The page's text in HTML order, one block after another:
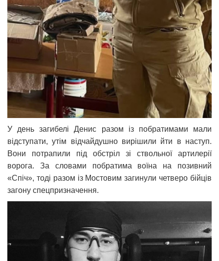
У день загибелі Денис разом із побратимами мали
відступати, утім відчайдушно вирішили йти в наступ.
Вони потрапили під обстріл зі ствольної артилерії
ворога. За словами побратима воїна на позивний
«Спіч», тоді разом із Мостовим загинули четверо бійців
загону спецпризначення.